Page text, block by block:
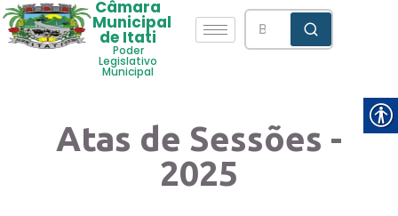
Câmara
Municipal
de Itati
Poder
Legislativo
Municipal
Atas de Sessões -
2025